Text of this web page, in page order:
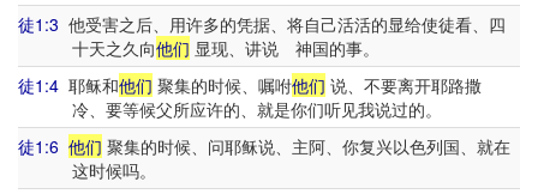
徒1:3 他受害之后、用许多的凭据、将自己活活的显给使徒看、四
十天之久向他们 显现、讲说 神国的事。
徒1:4 耶稣和他们 聚集的时候、嘱咐他们 说、不要离开耶路撒
冷、要等候父所应许的、就是你们听见我说过的。
徒1:6 他们 聚集的时候、问耶稣说、主阿、你复兴以色列国、就在
这时候吗。